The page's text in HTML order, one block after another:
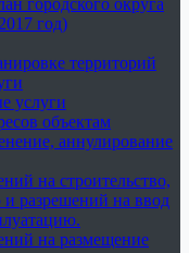
городского округа
год)
территорий
услуги
объектам
аннулирование
на строительство,
разрешений на ввод
на размещение